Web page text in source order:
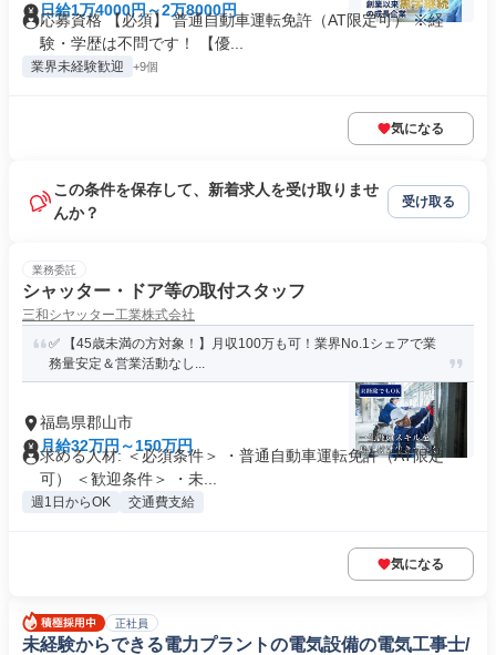
日給1万4000円～2万8000円
応募資格 【必須】 普通自動車運転免許（AT限定可） ※経
験・学歴は不問です！ 【優...
業界未経験歓迎 +9個
気になる
この条件を保存して、新着求人を受け取りませ
んか？
受け取る
業務委託
シャッター・ドア等の取付スタッフ
三和シヤッター工業株式会社
✅ 【45歳未満の方対象！】月収100万も可！業界No.1シェアで業
務量安定＆営業活動なし...
福島県郡山市
月給32万円～150万円
求める人材: ＜必須条件＞ ・普通自動車運転免許（AT限定
可） ＜歓迎条件＞ ・未...
週1日からOK 交通費支給
気になる
正社員
未経験からできる電力プラントの電気設備の電気工事士/